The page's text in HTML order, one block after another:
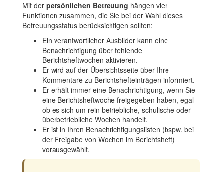
Mit der persönlichen Betreuung hängen vier
Funktionen zusammen, die Sie bei der Wahl dieses
Betreuungsstatus berücksichtigen sollten:
Ein verantwortlicher Ausbilder kann eine
Benachrichtigung über fehlende
Berichtsheftwochen aktivieren.
Er wird auf der Übersichtsseite über Ihre
Kommentare zu Berichtshefteinträgen informiert.
Er erhält immer eine Benachrichtigung, wenn Sie
eine Berichtsheftwoche freigegeben haben, egal
ob es sich um rein betriebliche, schulische oder
überbetriebliche Wochen handelt.
Er ist in Ihren Benachrichtigungslisten (bspw. bei
der Freigabe von Wochen im Berichtsheft)
vorausgewählt.